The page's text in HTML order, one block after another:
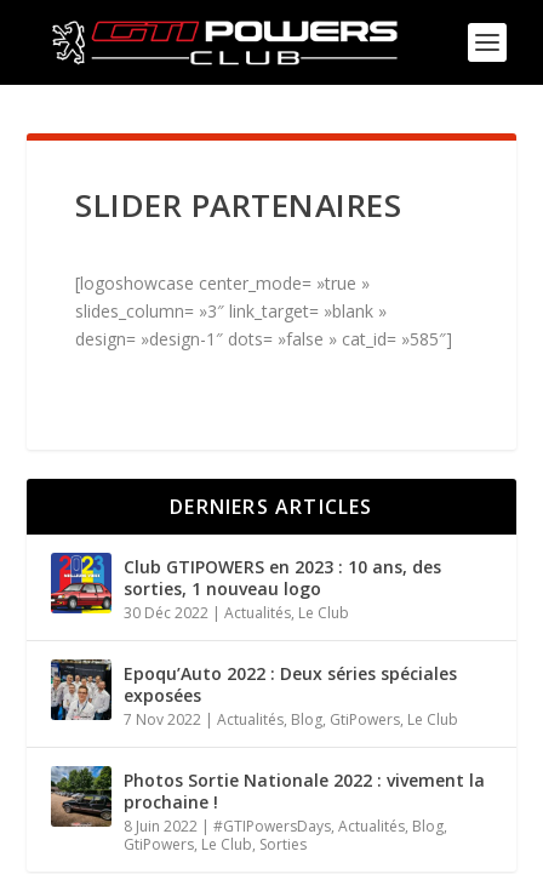
SLIDER PARTENAIRES
[logoshowcase center_mode= »true »
slides_column= »3″ link_target= »blank »
design= »design-1″ dots= »false » cat_id= »585″]
DERNIERS ARTICLES
Club GTIPOWERS en 2023 : 10 ans, des
sorties, 1 nouveau logo
30 Déc 2022 |Actualités, Le Club
Epoqu’Auto 2022 : Deux séries spéciales
exposées
7 Nov 2022 |Actualités, Blog, GtiPowers, Le Club
Photos Sortie Nationale 2022 : vivement la
prochaine !
8 Juin 2022 |#GTIPowersDays,Actualités, Blog,
GtiPowers, Le Club, Sorties